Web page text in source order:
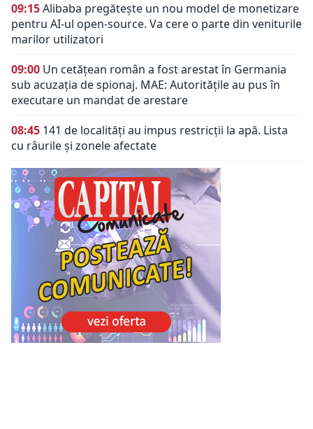
09:15Alibaba pregătește un nou model de monetizare
pentru AI-ul open-source. Va cere o parte din veniturile
marilor utilizatori
09:00 Un cetățean român a fost arestat în Germania
sub acuzația de spionaj. MAE: Autorităţile au pus în
executare un mandat de arestare
08:45 141 de localități au impus restricții la apă. Lista
cu râurile și zonele afectate